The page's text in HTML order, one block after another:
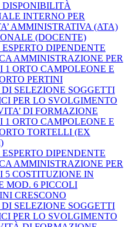
DISPONIBILITÀ
INTERNO PER
AMMINISTRATIVA (ATA)
(DOCENTE)
DIPENDENTE
AMMINISTRAZIONE PER
1 ORTO CAMPOLEONE E
PERTINI
SELEZIONE SOGGETTI
PER LO SVOLGIMENTO
DI FORMAZIONE
1 ORTO CAMPOLEONE E
TORTELLI (EX
DIPENDENTE
AMMINISTRAZIONE PER
5 COSTITUZIONE IN
MOD. 6 PICCOLI
CRESCONO
SELEZIONE SOGGETTI
PER LO SVOLGIMENTO